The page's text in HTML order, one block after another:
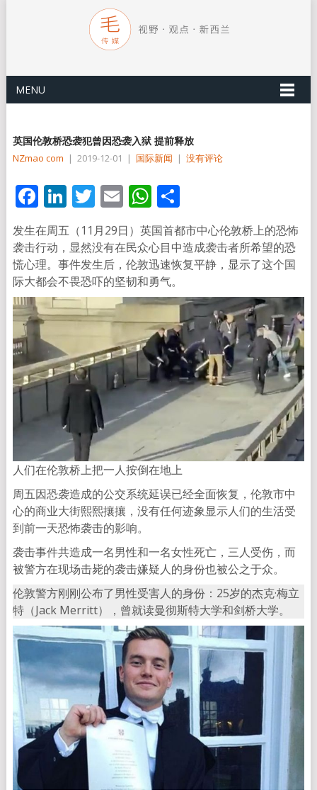
MENU
英国伦敦桥恐袭犯曾因恐袭入狱 提前释放
NZmao com | 2019-12-01 | 国际新闻 | 没有评论
Facebook
LinkedIn
Twitter
EmailWhatsApp
分
享
发生在周五（11月29日）英国首都市中心伦敦桥上的恐怖
袭击行动，显然没有在民众心目中造成袭击者所希望的恐
慌心理。事件发生后，伦敦迅速恢复平静，显示了这个国
际大都会不畏恐吓的坚韧和勇气。
人们在伦敦桥上把一人按倒在地上
周五因恐袭造成的公交系统延误已经全面恢复，伦敦市中
心的商业大街熙熙攘攘，没有任何迹象显示人们的生活受
到前一天恐怖袭击的影响。
袭击事件共造成一名男性和一名女性死亡，三人受伤，而
被警方在现场击毙的袭击嫌疑人的身份也被公之于众。
伦敦警方刚刚公布了男性受害人的身份：25岁的杰克·梅立
特（Jack Merritt），曾就读曼彻斯特大学和剑桥大学。